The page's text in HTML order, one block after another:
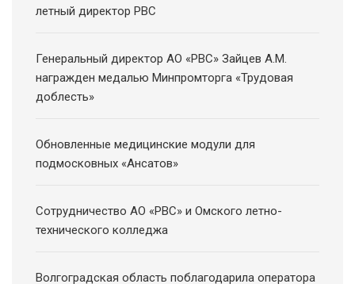
летный директор РВС
Генеральный директор АО «РВС» Зайцев А.М.
награжден медалью Минпромторга «Трудовая
доблесть»
Обновленные медицинские модули для
подмосковных «Ансатов»
Сотрудничество АО «РВС» и Омского летно-
технического колледжа
Волгоградская область поблагодарила оператора